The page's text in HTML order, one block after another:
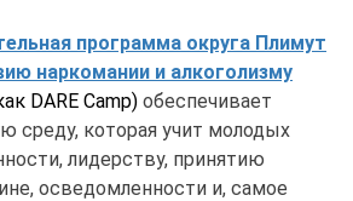
программа округа Плимут
наркомании и алкоголизму
DARE Camp) обеспечивает
среду, которая учит молодых
лидерству, принятию
осведомленности и, самое